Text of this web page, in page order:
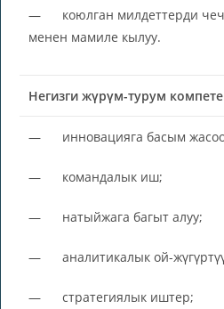
— коюлган милдеттерди
менен мамиле кылуу.
Негизги жүрүм-турум
— инновацияга басым
— командалык иш;
— натыйжага багыт алуу;
— аналитикалык ой-
— стратегиялык иштер;